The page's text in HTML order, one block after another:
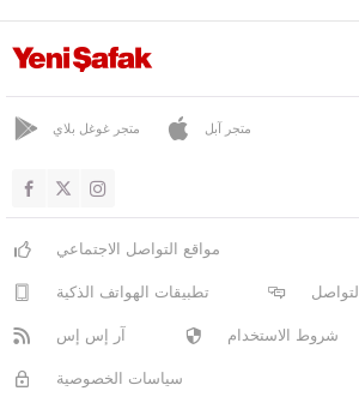
جناق قلعة
شانكيري
دياربكر
متجر غوغل بلاي متجر آبل
مواقع التواصل الاجتماعي
تطبيقات الهواتف الذكية التواصل
آر إس إس شروط الاستخدام
سياسات الخصوصية